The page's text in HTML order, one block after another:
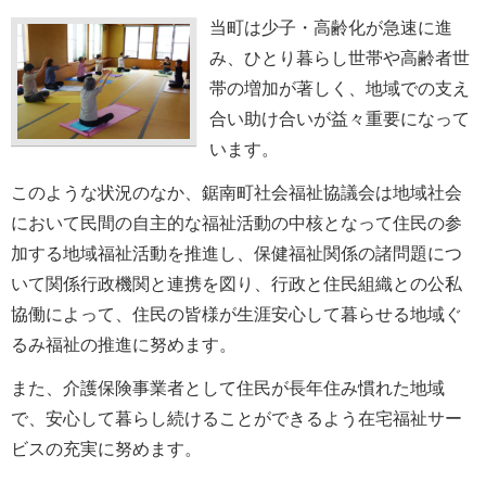
年7月
16日
新）
当町は少子・高齢化が急速に進
み、ひとり暮らし世帯や高齢者世
帯の増加が著しく、地域での支え
合い助け合いが益々重要になって
います。
このような状況のなか、鋸南町社会福祉協議会は地域社会
において民間の自主的な福祉活動の中核となって住民の参
加する地域福祉活動を推進し、保健福祉関係の諸問題につ
いて関係行政機関と連携を図り、行政と住民組織との公私
協働によって、住民の皆様が生涯安心して暮らせる地域ぐ
るみ福祉の推進に努めます。
また、介護保険事業者として住民が長年住み慣れた地域
で、安心して暮らし続けることができるよう在宅福祉サー
ビスの充実に努めます。